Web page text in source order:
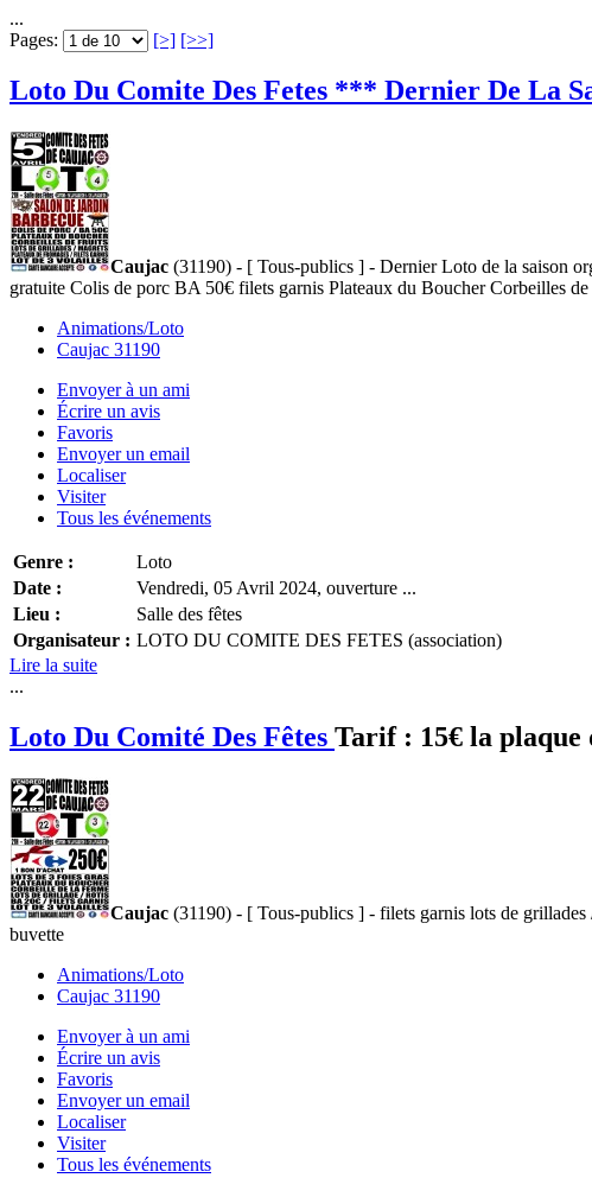
...
Pages:
[>] [>>]
Loto Du Comite Des Fetes *** Dernier De La
Caujac (31190) - [ Tous-publics ] - Dernier Loto de la saison
gratuite Colis de porc BA 50€ filets garnis Plateaux du Boucher Corbeilles
Animations/Loto
Caujac 31190
Envoyer à un ami
Écrire un avis
Favoris
Envoyer un email
Localiser
Visiter
Tous les événements
Genre :
Loto
Date :
Vendredi, 05 Avril 2024, ouverture ...
Lieu :
Salle des fêtes
Organisateur : LOTO DU COMITE DES FETES (association)
Lire la suite
...
Loto Du Comité Des Fêtes Tarif : 15€ la
Caujac (31190) - [ Tous-publics ] - filets garnis lots de
buvette
Animations/Loto
Caujac 31190
Envoyer à un ami
Écrire un avis
Favoris
Envoyer un email
Localiser
Visiter
Tous les événements